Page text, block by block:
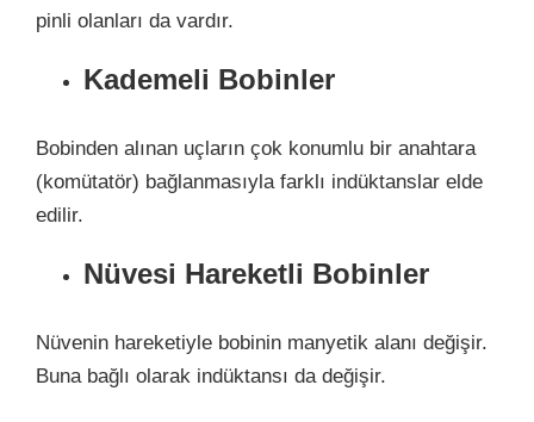
pinli olanları da vardır.
Kademeli Bobinler
Bobinden alınan uçların çok konumlu bir anahtara
(komütatör) bağlanmasıyla farklı indüktanslar elde
edilir.
Nüvesi Hareketli Bobinler
Nüvenin hareketiyle bobinin manyetik alanı değişir.
Buna bağlı olarak indüktansı da değişir.